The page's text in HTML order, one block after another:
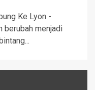
Ke Lyon -
berubah menjadi